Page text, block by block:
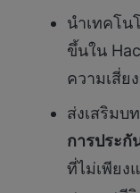
นำเทคโน
ขึ้นใน
ความเสี่ย
ส่งเสริมบ
การประกั
ที่ไม่เพียง